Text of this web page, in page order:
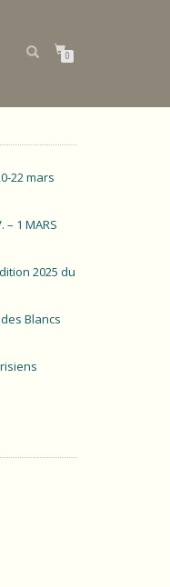
0
22 mars
– 1 MARS
2025 du
Blancs